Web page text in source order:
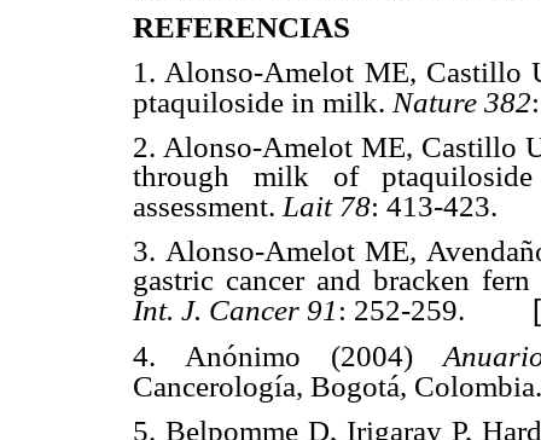
REFERENCIAS
1. Alonso-Amelot ME, Castillo
ptaquiloside in milk. Nature 382
2. Alonso-Amelot ME, Castillo
through milk of
assessment. Lait 78: 413-423.
3. Alonso-Amelot ME,
gastric cancer and bracken
Int. J. Cancer 91: 252-259.
4. Anónimo (2004)
Cancerología, Bogotá,
5. Belpomme D, Irigaray P,